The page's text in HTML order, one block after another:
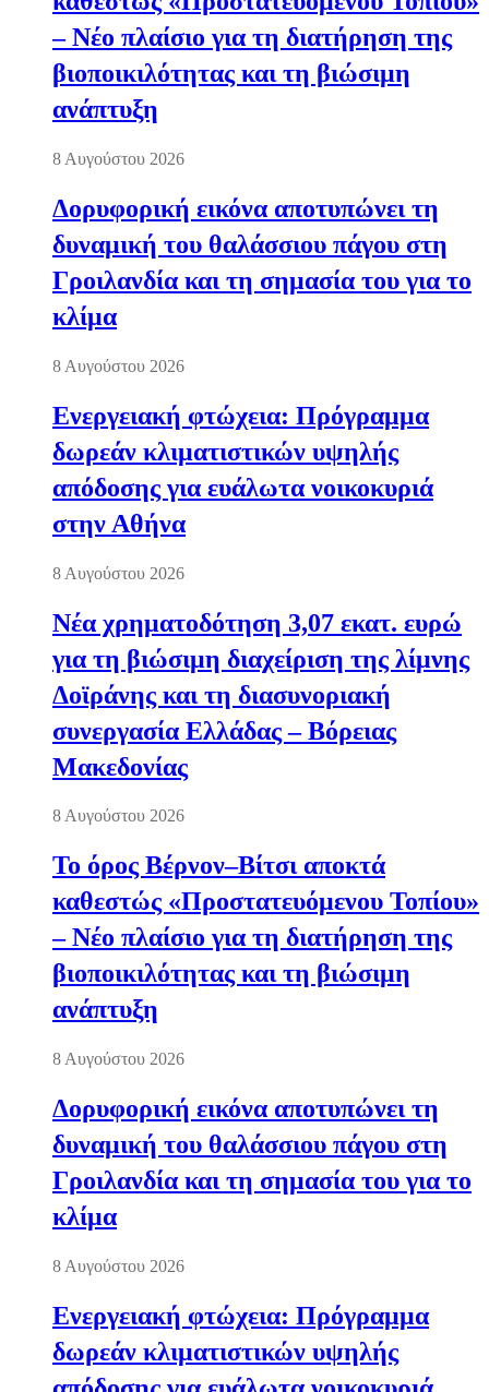
– Νέο πλαίσιο για τη διατήρηση της
βιοποικιλότητας και τη βιώσιμη
ανάπτυξη
8 Αυγούστου 2026
Δορυφορική εικόνα αποτυπώνει τη
δυναμική του θαλάσσιου πάγου στη
Γροιλανδία και τη σημασία του για το
κλίμα
8 Αυγούστου 2026
Ενεργειακή φτώχεια: Πρόγραμμα
δωρεάν κλιματιστικών υψηλής
απόδοσης για ευάλωτα νοικοκυριά
στην Αθήνα
8 Αυγούστου 2026
Νέα χρηματοδότηση 3,07 εκατ. ευρώ
για τη βιώσιμη διαχείριση της λίμνης
Δοϊράνης και τη διασυνοριακή
συνεργασία Ελλάδας – Βόρειας
Μακεδονίας
8 Αυγούστου 2026
Το όρος Βέρνον–Βίτσι αποκτά
καθεστώς «Προστατευόμενου Τοπίου»
– Νέο πλαίσιο για τη διατήρηση της
βιοποικιλότητας και τη βιώσιμη
ανάπτυξη
8 Αυγούστου 2026
Δορυφορική εικόνα αποτυπώνει τη
δυναμική του θαλάσσιου πάγου στη
Γροιλανδία και τη σημασία του για το
κλίμα
8 Αυγούστου 2026
Ενεργειακή φτώχεια: Πρόγραμμα
δωρεάν κλιματιστικών υψηλής